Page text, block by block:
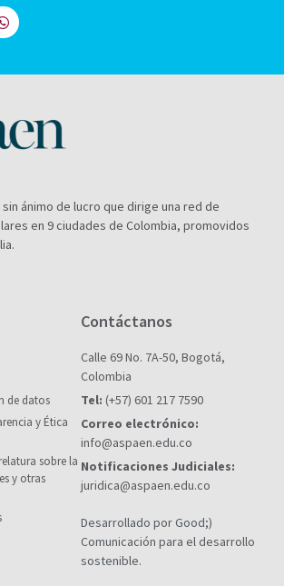
ánimo de lucro que dirige una red de
en 9 ciudades de Colombia, promovidos
de datos
y Ética
sobre la
y otras
Contáctanos
Calle 69 No. 7A-50, Bogotá,
Colombia
Tel: (+57) 601 217 7590
Correo electrónico:
info@aspaen.edu.co
Notificaciones Judiciales:
juridica@aspaen.edu.co
Desarrollado por Good;)
Comunicación para el desarrollo
sostenible.